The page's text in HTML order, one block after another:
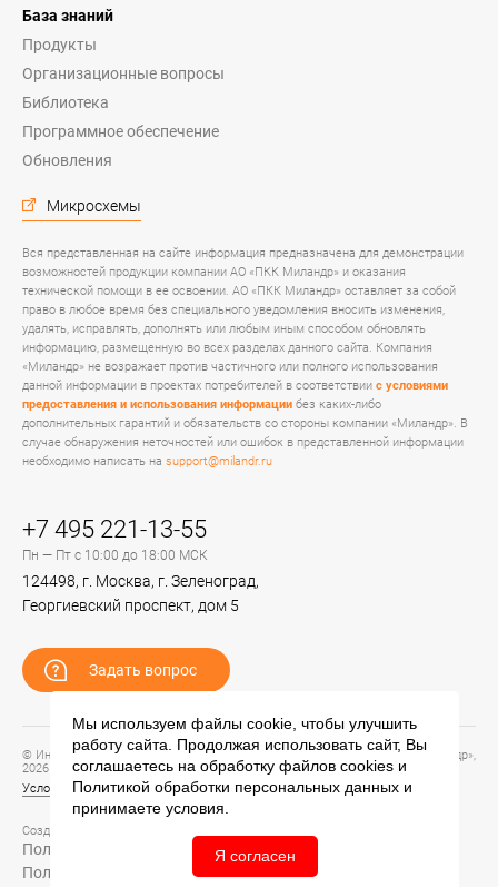
База знаний
Продукты
Организационные вопросы
Библиотека
Программное обеспечение
Обновления
Микросхемы
Вся представленная на сайте информация предназначена для демонстрации
возможностей продукции компании АО «ПКК Миландр» и оказания
технической помощи в ее освоении. АО «ПКК Миландр» оставляет за собой
право в любое время без специального уведомления вносить изменения,
удалять, исправлять, дополнять или любым иным способом обновлять
информацию, размещенную во всех разделах данного сайта. Компания
«Миландр» не возражает против частичного или полного использования
данной информации в проектах потребителей в соответствии с условиями
предоставления и использования информации без каких-либо
дополнительных гарантий и обязательств со стороны компании «Миландр». В
случае обнаружения неточностей или ошибок в представленной информации
необходимо написать на support@milandr.ru
+7 495 221-13-55
Пн — Пт с 10:00 до 18:00 МСК
124498, г. Москва, г. Зеленоград,
Георгиевский проспект, дом 5
Задать вопрос
© Информационный портал технической поддержки ЦП ИС АО «ПКК Миландр»,
2026
Условия предоставления и использования информации
Создание сайта –
Политика обработки персональных данных
Политика конфиденциальности
Мы используем файлы cookie, чтобы улучшить
работу сайта. Продолжая использовать сайт, Вы
соглашаетесь на обработку файлов cookies и
Политикой обработки персональных данных и
принимаете условия.
Я согласен